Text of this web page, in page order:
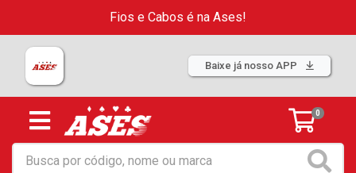
Fios e Cabos é na Ases!
Baixe já nosso APP
0